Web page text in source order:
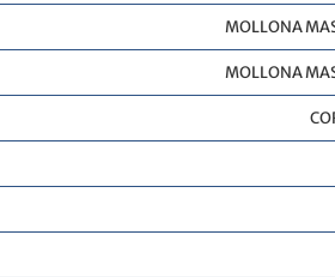
MOLLONA
MOLLONA